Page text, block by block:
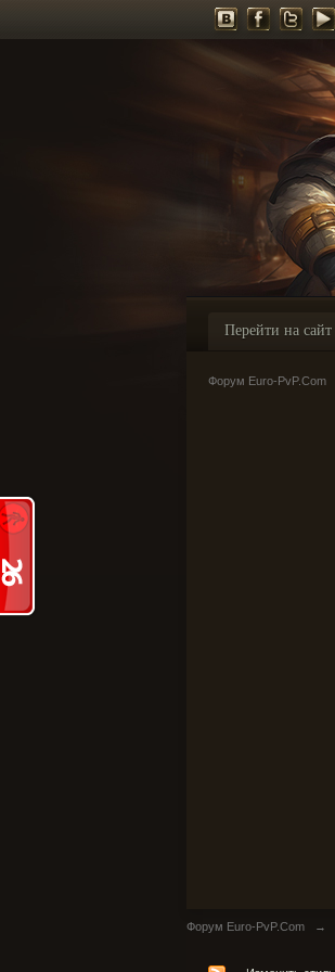
Перейти на сайт
Форум Euro-PvP.Com
Форум Euro-PvP.Com →